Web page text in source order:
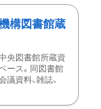
構図書館蔵
央図書館所蔵資
ース。同図書館
議資料、雑誌、